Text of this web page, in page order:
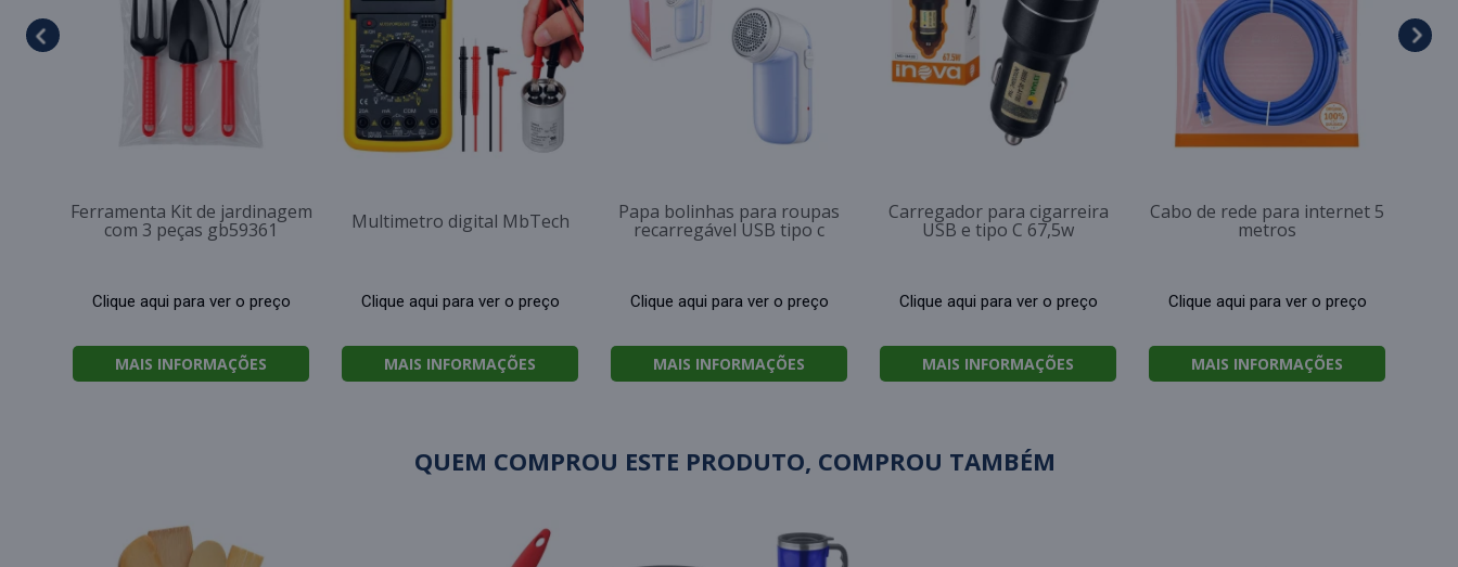
Ferramenta Kit de jardinagem
com 3 peças gb59361
Clique aqui para ver o preço
MAIS INFORMAÇÕES
Multimetro digital MbTech
Clique aqui para ver o preço
MAIS INFORMAÇÕES
Papa bolinhas para roupas
recarregável USB tipo c
Clique aqui para ver o preço
MAIS INFORMAÇÕES
Carregador para cigarreira
USB e tipo C 67,5w
Clique aqui para ver o preço
MAIS INFORMAÇÕES
Cabo de rede para internet 5
metros
Clique aqui para ver o preço
MAIS INFORMAÇÕES
QUEM COMPROU ESTE PRODUTO, COMPROU TAMBÉM